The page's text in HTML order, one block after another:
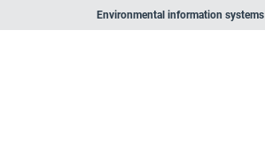
Environmental information systems